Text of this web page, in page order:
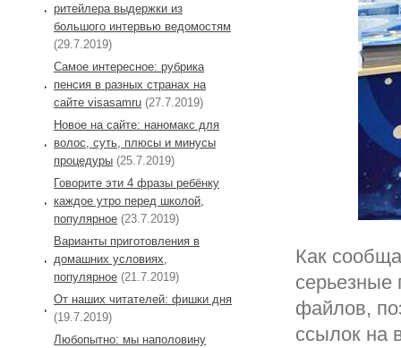
Как
серьезные
файлов,
ссылок на
ритейлера выдержки из
большого интервью ведомостям
(29.7.2019)
Самое интересное: рубрика
пенсия в разных странах на
сайте visasamru (27.7.2019)
Новое на сайте: наномакс для
волос, суть, плюсы и минусы
процедуры (25.7.2019)
Говорите эти 4 фразы ребёнку
каждое утро перед школой,
популярное (23.7.2019)
Варианты приготовления в
домашних условиях,
популярное (21.7.2019)
От наших читателей: фишки дня
(19.7.2019)
Любопытно: мы наполовину